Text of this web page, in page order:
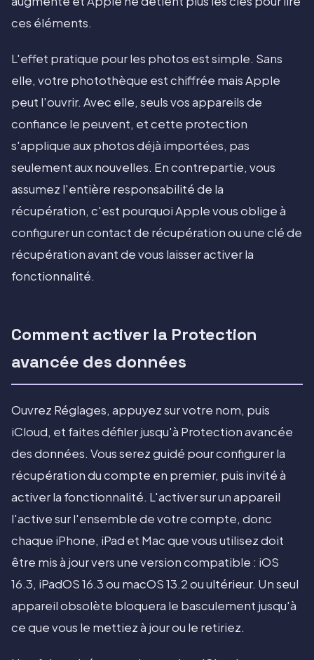
ces éléments.
L'effet pratique pour les photos est simple. Sans
elle, votre photothèque est chiffrée mais Apple
peut l'ouvrir. Avec elle, seuls vos appareils de
confiance le peuvent, et cette protection
s'applique aux photos déjà importées, pas
seulement aux nouvelles. En contrepartie, vous
assumez l'entière responsabilité de la
récupération, c'est pourquoi Apple vous oblige à
configurer un contact de récupération ou une clé de
récupération avant de vous laisser activer la
fonctionnalité.
Comment activer la Protection
avancée des données
Ouvrez Réglages, appuyez sur votre nom, puis
iCloud, et faites défiler jusqu'à Protection avancée
des données. Vous serez guidé pour configurer la
récupération du compte en premier, puis invité à
activer la fonctionnalité. L'activer sur un appareil
l'active sur l'ensemble de votre compte, donc
chaque iPhone, iPad et Mac que vous utilisez doit
être mis à jour vers une version compatible : iOS
16.3, iPadOS 16.3 ou macOS 13.2 ou ultérieur. Un seul
appareil obsolète bloquera le basculement jusqu'à
ce que vous le mettiez à jour ou le retiriez.